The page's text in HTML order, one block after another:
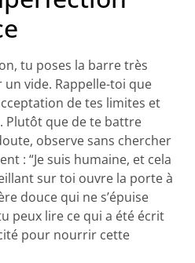
tu poses la barre très
vide. Rappelle-toi que
de tes limites et
Plutôt que de te battre
observe sans chercher
: “Je suis humaine, et cela
sur toi ouvre la porte à
douce qui ne s’épuise
peux lire ce qui a été écrit
pour nourrir cette